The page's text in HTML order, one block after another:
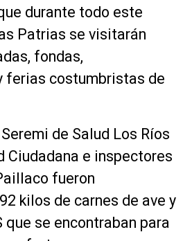
durante todo este
Patrias se visitarán
fondas,
ferias costumbristas de
Seremi de Salud Los Ríos
Ciudadana e inspectores
fueron
kilos de carnes de ave y
que se encontraban para